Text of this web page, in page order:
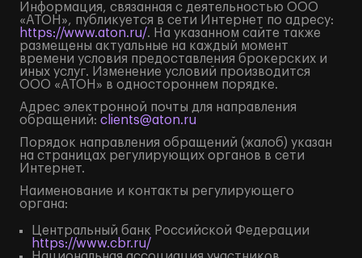
Информация, связанная с деятельностью ООО
«АТОН», публикуется в сети Интернет по адресу:
https://www.aton.ru/. На указанном сайте также
размещены актуальные на каждый момент
времени условия предоставления брокерских и
иных услуг. Изменение условий производится
ООО «АТОН» в одностороннем порядке.
Адрес электронной почты для направления
обращений: clients@aton.ru
Порядок направления обращений (жалоб) указан
на страницах регулирующих органов в сети
Интернет.
Наименование и контакты регулирующего
органа:
Центральный банк Российской Федерации
https://www.cbr.ru/